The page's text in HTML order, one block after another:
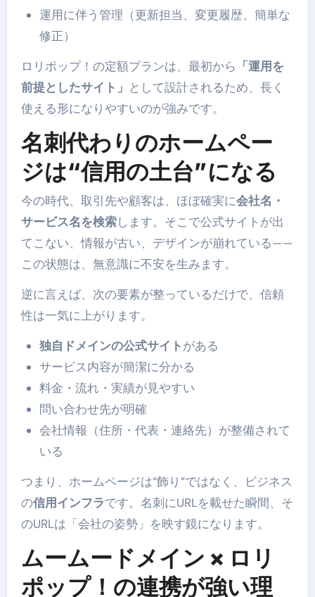
運用に伴う管理（更新担当、変更履歴、簡単な
修正）
ロリポップ！の定額プランは、最初から 「運用を
前提としたサイト」 として設計されるため、長く
使える形になりやすいのが強みです。
名刺代わりのホームペー
ジは“信用の土台”になる
今の時代、取引先や顧客は、ほぼ確実に会社名・
サービス名を検索します。そこで公式サイトが出
てこない、情報が古い、デザインが崩れている——
この状態は、無意識に不安を生みます。
逆に言えば、次の要素が整っているだけで、信頼
性は一気に上がります。
独自ドメインの公式サイトがある
サービス内容が簡潔に分かる
料金・流れ・実績が見やすい
問い合わせ先が明確
会社情報（住所・代表・連絡先）が整備されて
いる
つまり、ホームページは“飾り”ではなく、ビジネス
の信用インフラです。名刺にURLを載せた瞬間、そ
のURLは「会社の姿勢」を映す鏡になります。
ムームードメイン × ロリ
ポップ！の連携が強い理